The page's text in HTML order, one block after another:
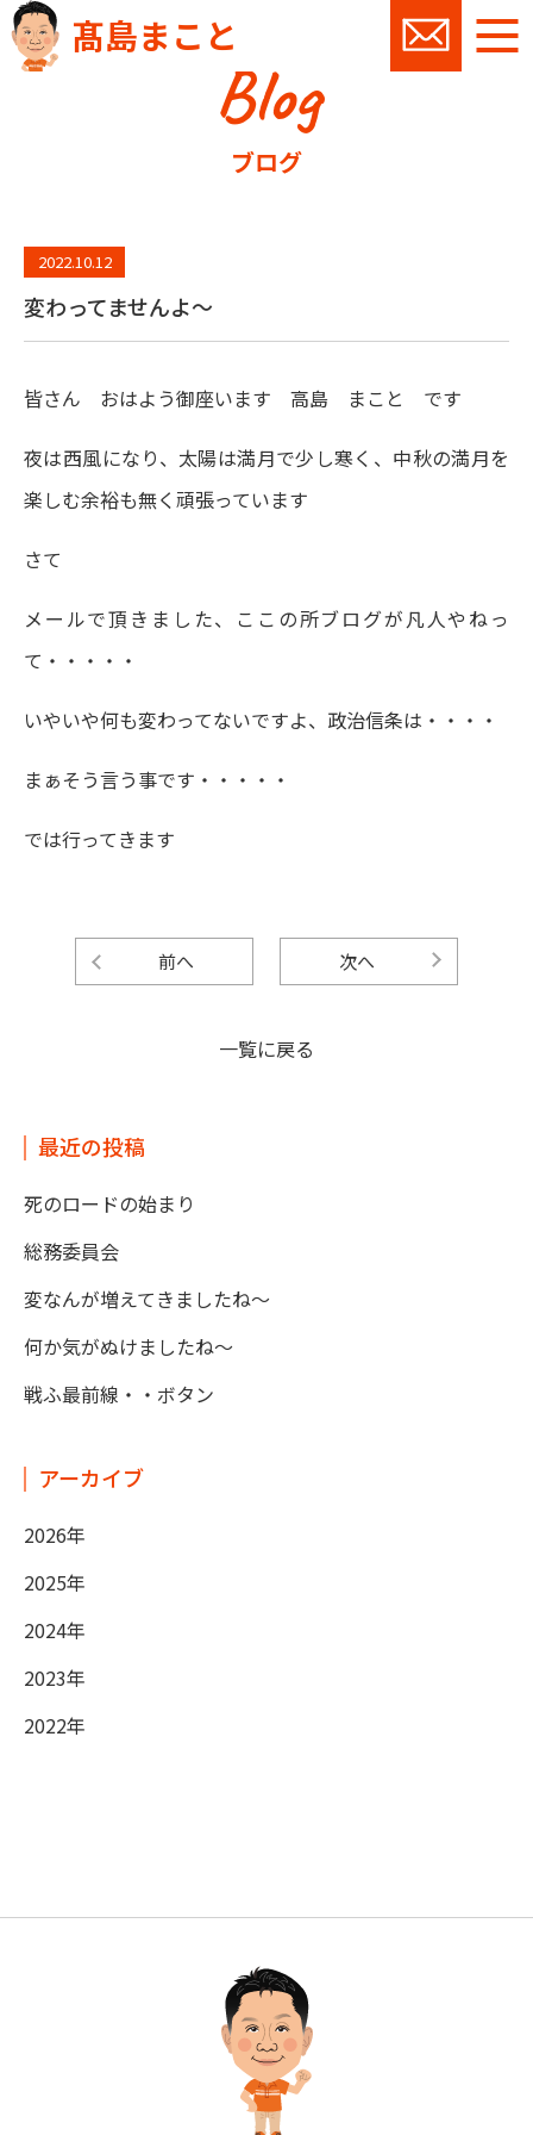
髙島まこと
Blog
ブログ
2022.10.12
変わってませんよ～
皆さん おはよう御座います 高島 まこと です
夜は西風になり、太陽は満月で少し寒く、中秋の満月を
楽しむ余裕も無く頑張っています
さて
メールで頂きました、ここの所ブログが凡人やねっ
て・・・・・
いやいや何も変わってないですよ、政治信条は・・・・
まぁそう言う事です・・・・・
では行ってきます
前へ 次へ
一覧に戻る
最近の投稿
死のロードの始まり
総務委員会
変なんが増えてきましたね～
何か気がぬけましたね～
戦ふ最前線・・ボタン
アーカイブ
2026年
2025年
2024年
2023年
2022年